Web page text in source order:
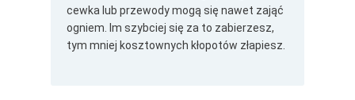
cewka lub przewody mogą się nawet zająć
ogniem. Im szybciej się za to zabierzesz,
tym mniej kosztownych kłopotów złapiesz.